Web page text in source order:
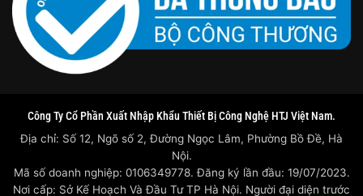
Công Ty Cổ Phần Xuất Nhập Khẩu Thiết Bị Công Nghệ HTJ Việt Nam.
Địa chỉ: Số 12, Ngõ số 2, Đường Ngọc Lâm, Phường Bồ Đề, Hà
Nội.
Mã số doanh nghiệp: 0106349778. Đăng ký lần đầu: 19/07/2023.
Nơi cấp: Sở Kế Hoạch Và Đầu Tư TP Hà Nội. Người đại diện trước